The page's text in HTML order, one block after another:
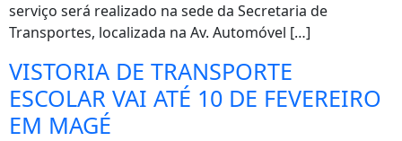
serviço será realizado na sede da Secretaria de
Transportes, localizada na Av. Automóvel […]
VISTORIA DE TRANSPORTE
ESCOLAR VAI ATÉ 10 DE FEVEREIRO
EM MAGÉ